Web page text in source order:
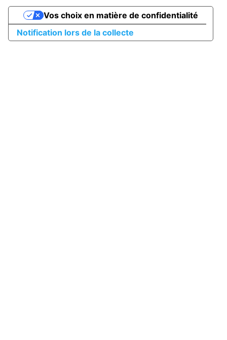
Notification lors de la collecte
Vos choix en matière de confidentialité